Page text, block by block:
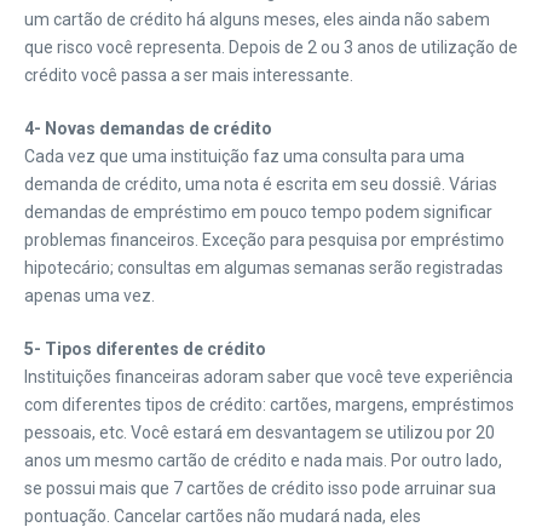
um cartão de crédito há alguns meses, eles ainda não sabem
que risco você representa. Depois de 2 ou 3 anos de utilização de
crédito você passa a ser mais interessante.
4- Novas demandas de crédito
Cada vez que uma instituição faz uma consulta para uma
demanda de crédito, uma nota é escrita em seu dossiê. Várias
demandas de empréstimo em pouco tempo podem significar
problemas financeiros. Exceção para pesquisa por empréstimo
hipotecário; consultas em algumas semanas serão registradas
apenas uma vez.
5- Tipos diferentes de crédito
Instituições financeiras adoram saber que você teve experiência
com diferentes tipos de crédito: cartões, margens, empréstimos
pessoais, etc. Você estará em desvantagem se utilizou por 20
anos um mesmo cartão de crédito e nada mais. Por outro lado,
se possui mais que 7 cartões de crédito isso pode arruinar sua
pontuação. Cancelar cartões não mudará nada, eles